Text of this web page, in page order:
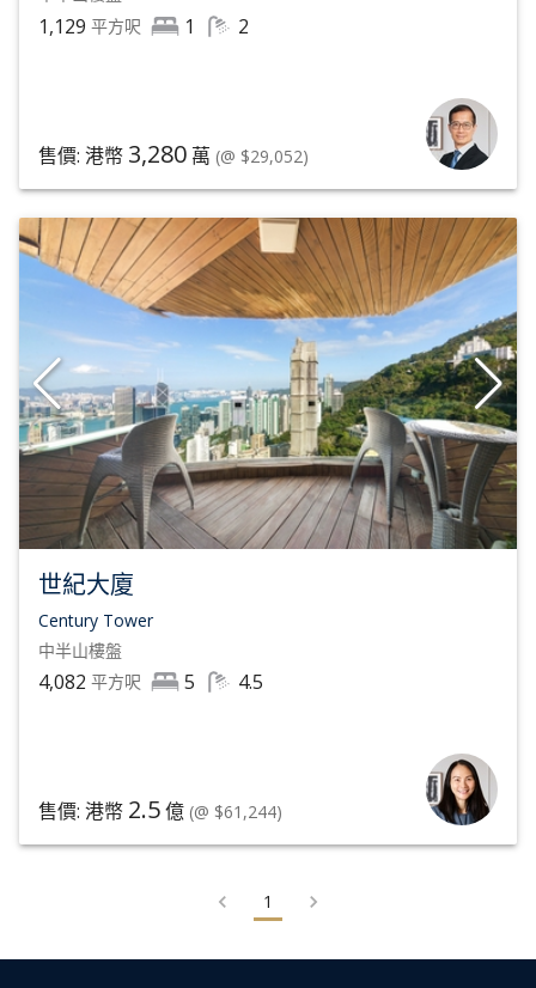
1,129 平方呎 1 2
售價: 港幣 3,280 萬 (@ $29,052)
世紀大廈
Century Tower
中半山樓盤
4,082 平方呎 5 4.5
售價: 港幣 2.5億 (@ $61,244)
1